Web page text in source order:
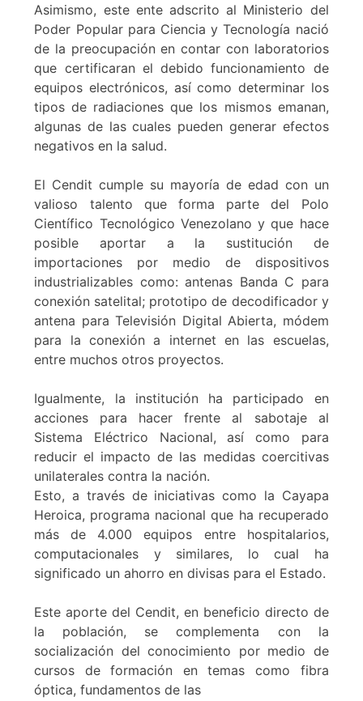
Asimismo, este ente adscrito al Ministerio del
Poder Popular para Ciencia y Tecnología nació
de la preocupación en contar con laboratorios
que certificaran el debido funcionamiento de
equipos electrónicos, así como determinar los
tipos de radiaciones que los mismos emanan,
algunas de las cuales pueden generar efectos
negativos en la salud.
El Cendit cumple su mayoría de edad con un
valioso talento que forma parte del Polo
Científico Tecnológico Venezolano y que hace
posible aportar a la sustitución de
importaciones por medio de dispositivos
industrializables como: antenas Banda C para
conexión satelital; prototipo de decodificador y
antena para Televisión Digital Abierta, módem
para la conexión a internet en las escuelas,
entre muchos otros proyectos.
Igualmente, la institución ha participado en
acciones para hacer frente al sabotaje al
Sistema Eléctrico Nacional, así como para
reducir el impacto de las medidas coercitivas
unilaterales contra la nación.
Esto, a través de iniciativas como la Cayapa
Heroica, programa nacional que ha recuperado
más de 4.000 equipos entre hospitalarios,
computacionales y similares, lo cual ha
significado un ahorro en divisas para el Estado.
Este aporte del Cendit, en beneficio directo de
la población, se complementa con la
socialización del conocimiento por medio de
cursos de formación en temas como fibra
óptica, fundamentos de las